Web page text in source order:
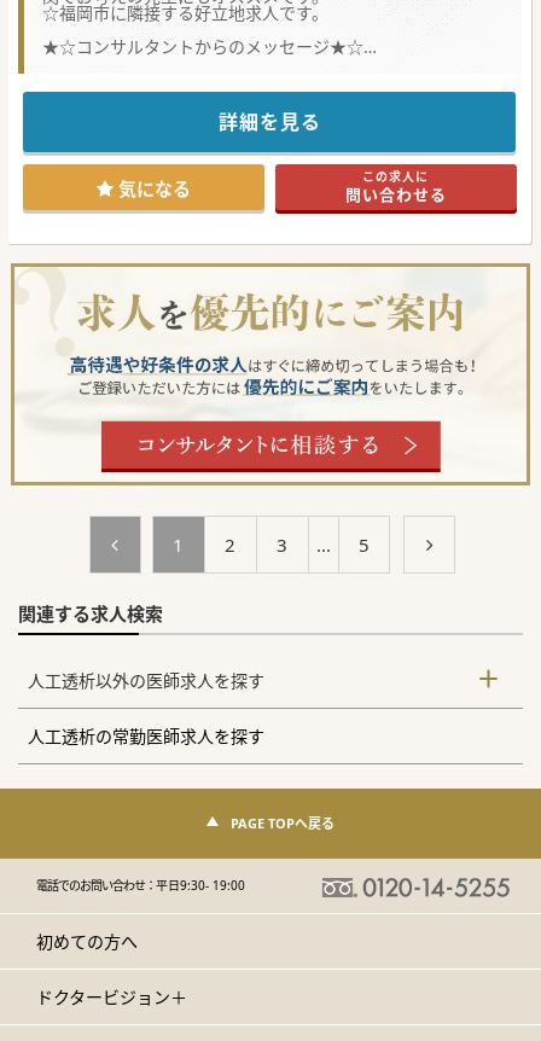
☆福岡市に隣接する好立地求人です。
★☆コンサルタントからのメッセージ★☆
春日市にある一般病院で複数勤務可能な非常勤募集です。
常勤も同時募集中の為、常勤でもご検討されている先生はぜ
ひお問い合わせいただけると幸いです。
詳細を見る
気になる この求人に
問い合わせる
1 2 3 ... 5
関連する求人検索
人工透析以外の医師求人を探す
人工透析の常勤医師求人を探す
PAGE TOPへ戻る
電話でのお問い合わせ：平日9:30- 19:00
初めての方へ
ドクタービジョン＋